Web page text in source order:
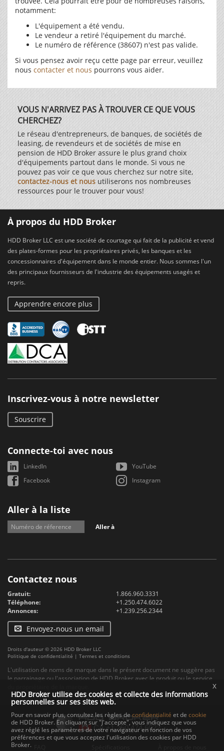
notamment:
L'équipement a été vendu.
Le vendeur a retiré l'équipement du marché.
Le numéro de référence (38607) n'est pas valide.
Si vous pensez avoir reçu cette page par erreur, veuillez
nous contacter et nous pourrons vous aider.
VOUS N'ARRIVEZ PAS À TROUVER CE QUE VOUS
CHERCHEZ?
Le réseau d'entrepreneurs, de banques, de sociétés de
leasing, de revendeurs et de sociétés de mise en
pension de HDD Broker assure le plus grand choix
d'équipements partout dans le monde. Si vous ne
pouvez pas voir ce que vous cherchez sur notre site,
contactez-nous et nous utiliserons nos nombreuses
ressources pour le trouver pour vous!
À propos du HDD Broker
HDD Broker LLC est une société de courtage qui fait de la publicité et vend
des plates-formes pour les propriétaires privés, les banques et les
concessionnaires d'équipement dans le monde entier. Nous sommes l'un
des principaux fournisseurs de l'industrie des équipements usagés et
repris.
Apprendre encore plus
Inscrivez-vous à notre newsletter
Souscrire
Connecte-toi avec nous
LinkedIn
YouTube
Facebook
Instagram
Aller à la liste
Aller à
Contactez nous
Gratuit:
1.866.960.3331
Téléphone:
+1.250.474.6022
Annonces:
+1.239.256.2344
Envoyez-nous un email
Droits d'auteur © 2026 HDD Broker LLC
Politique de confidentialité | Termes et conditions
L'utilisation de noms de marque dans le présent document ne suggère pas
le parrainage ou l'association de HDD Broker avec le produit ou le service
HDD Broker utilise des cookies et collecte des informations
personnelles sur ses sites web.
Pour en savoir plus, consultez les règles de confidentialité et de cookie
de HDD Broker. En cliquant sur "J'accepte", vous indiquez que vous
avez réglé les paramètres de votre navigateur en fonction de vos
préférences et que vous acceptez l'utilisation des cookies par HDD
Broker.
x